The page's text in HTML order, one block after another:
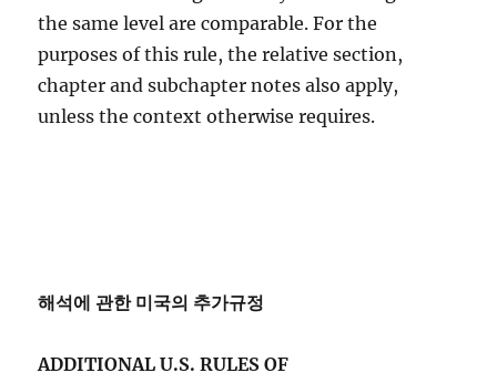
the same level are comparable. For the
purposes of this rule, the relative section,
chapter and subchapter notes also apply,
unless the context otherwise requires.
해석에 관한 미국의 추가규정
ADDITIONAL U.S. RULES OF